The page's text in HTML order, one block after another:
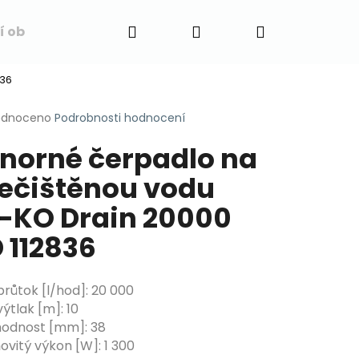
Napište nám
Hledat PřihlášeníNákupní
Podrobnosti hodnocení
čerpadlo na
vodu
KO Drain 20000
112836
[l/hod]: 20 000
[m]: 10
[mm]: 38
výkon [W]: 1 300